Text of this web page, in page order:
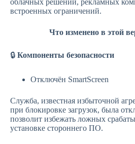
встроенных ограничений.
Что изменено в этой
🔒 Компоненты безопасности
Отключён SmartScreen
Служба, известная избыточной
при блокировке загрузок, была
позволит избежать ложных
установке стороннего ПО.